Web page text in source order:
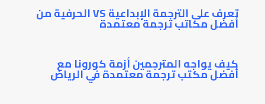
تعرف على الترجمة الإبداعية VS الحرفية من
أفضل مكاتب ترجمة معتمدة
كيف يواجه المترجمين أزمة كورونا مع
أفضل مكتب ترجمة معتمدة في الرياض